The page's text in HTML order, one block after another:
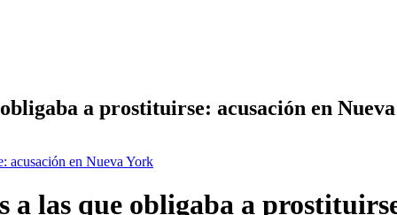
a prostituirse: acusación en
acusación en Nueva York
las que obligaba a